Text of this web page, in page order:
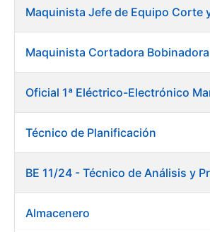
Mostra/Amaga
Maquinista Cortadora Bobinadora
Técnico de Planificación
Almacenero